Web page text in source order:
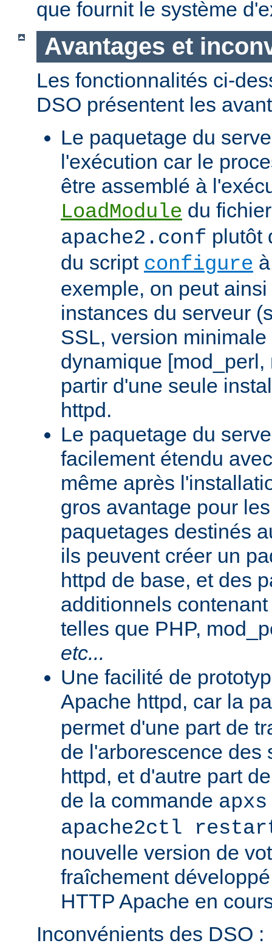
que fournit le système
Avantages et
Les fonctionnalités ci-
DSO présentent les
Le paquetage du
l'exécution car le
être assemblé à
LoadModule du
apache2.conf plutôt
du script configure
exemple, on peut
instances du serveur
SSL, version
dynamique
partir d'une seule
httpd.
Le paquetage du
facilement étendu
même après
gros avantage pour
paquetages destinés
ils peuvent créer un
httpd de base, et des
additionnels
telles que PHP,
etc...
Une facilité de
Apache httpd, car la
permet d'une part de
de l'arborescence des
httpd, et d'autre part
de la commande
apache2ctl
nouvelle version de
fraîchement
HTTP Apache en
Inconvénients des DSO :